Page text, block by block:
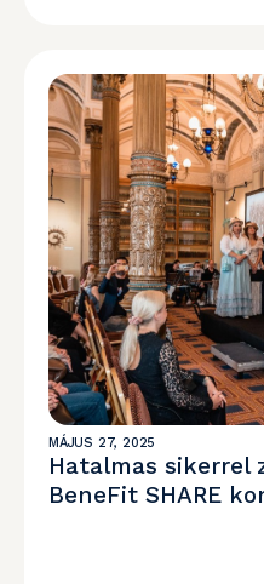
MÁJUS 27, 2025
Hatalmas sikerrel
BeneFit SHARE